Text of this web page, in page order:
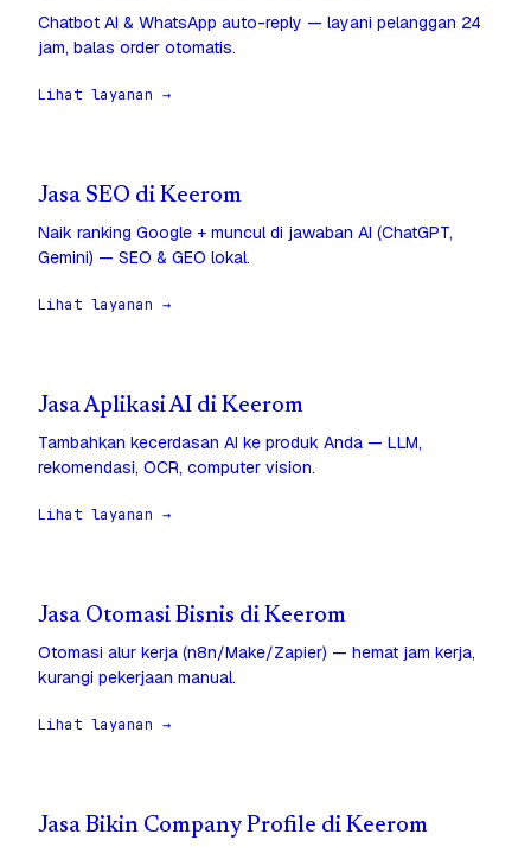
Chatbot AI & WhatsApp auto-reply — layani pelanggan 24
jam, balas order otomatis.
Lihat layanan →
Jasa SEO di Keerom
Naik ranking Google + muncul di jawaban AI (ChatGPT,
Gemini) — SEO & GEO lokal.
Lihat layanan →
Jasa Aplikasi AI di Keerom
Tambahkan kecerdasan AI ke produk Anda — LLM,
rekomendasi, OCR, computer vision.
Lihat layanan →
Jasa Otomasi Bisnis di Keerom
Otomasi alur kerja (n8n/Make/Zapier) — hemat jam kerja,
kurangi pekerjaan manual.
Lihat layanan →
Jasa Bikin Company Profile di Keerom